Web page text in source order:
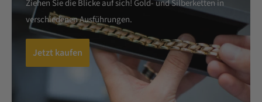
Ziehen Sie die Blicke auf sich! Gold- und Silberketten in
verschiedenen Ausführungen.
Jetzt kaufen